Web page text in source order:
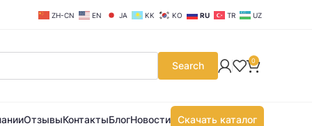
ZH-CN EN JA KK KO RU TR UZ
Search 0
ОтзывыКонтактыБлогНовости Скачать каталог